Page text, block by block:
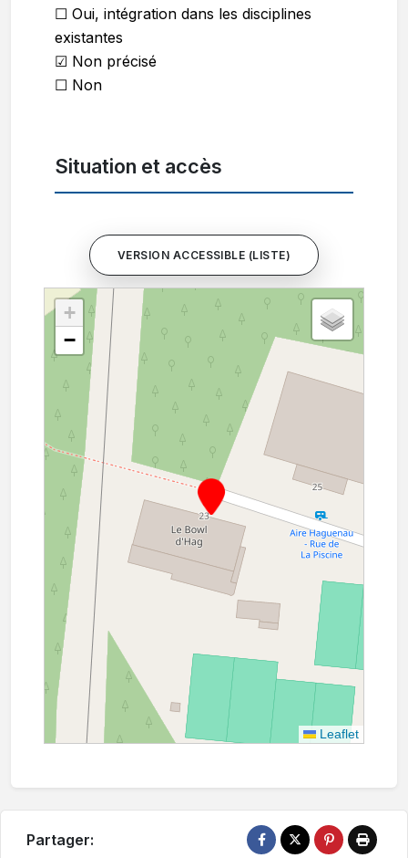
☐ Oui, intégration dans les disciplines
existantes
☑ Non précisé
☐ Non
Situation et accès
VERSION ACCESSIBLE (LISTE)
+
−
Leaflet
Partager: